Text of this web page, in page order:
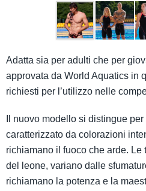
Adatta sia per adulti che per
approvata da World Aquatics in
richiesti per l’utilizzo nelle
Il nuovo modello si distingue
caratterizzato da colorazioni
richiamano il fuoco che arde.
del leone, variano dalle
richiamano la potenza e la